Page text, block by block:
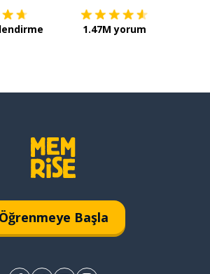
1.47M yorum
Öğrenmeye Başla